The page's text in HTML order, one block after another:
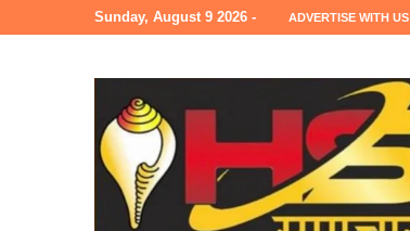
Sunday, August 9 2026 - ADVERTISE WITH US